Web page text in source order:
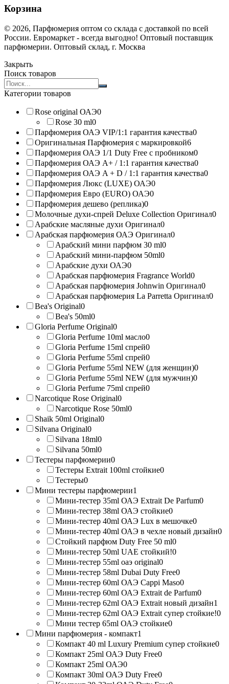
Корзина
© 2026, Парфюмерия оптом со склада с доставкой по всей
России. Евромаркет - всегда выгодно! Оптовый поставщик
парфюмерии. Оптовый склад, г. Москва
Закрыть
Поиск товаров
Search
products:
Категории товаров
Rose original ОАЭ0
Rose 30 ml0
Парфюмерия ОАЭ VIP/1:1 гарантия качества0
Оригинальная Парфюмерия с маркировкой6
Парфюмерия ОАЭ 1/1 Duty Free с пробником0
Парфюмерия ОАЭ A+ / 1:1 гарантия качества0
Парфюмерия ОАЭ A + D / 1:1 гарантия качества0
Парфюмерия Люкс (LUXE) ОАЭ0
Парфюмерия Евро (EURO) ОАЭ0
Парфюмерия дешево (реплика)0
Молочные духи-спрей Deluxe Collection Оригинал0
Арабские масляные духи Оригинал0
Арабская парфюмерия ОАЭ Оригинал0
Арабский мини парфюм 30 ml0
Арабский мини-парфюм 50ml0
Арабские духи ОАЭ0
Арабская парфюмерия Fragrance World0
Арабская парфюмерия Johnwin Оригинал0
Арабская парфюмерия La Parretta Оригинал0
Bea's Original0
Bea's 50ml0
Gloria Perfume Original0
Gloria Perfume 10ml масло0
Gloria Perfume 15ml спрей0
Gloria Perfume 55ml спрей0
Gloria Perfume 55ml NEW (для женщин)0
Gloria Perfume 55ml NEW (для мужчин)0
Gloria Perfume 75ml спрей0
Narcotique Rose Original0
Narcotique Rose 50ml0
Shaik 50ml Original0
Silvana Original0
Silvana 18ml0
Silvana 50ml0
Тестеры парфюмерии0
Тестеры Extrait 100ml стойкие0
Тестеры0
Мини тестеры парфюмерии1
Мини-тестер 35ml ОАЭ Extrait De Parfum0
Мини-тестер 38ml ОАЭ стойкие0
Мини-тестер 40ml ОАЭ Lux в мешочке0
Мини-тестер 40ml ОАЭ в чехле новый дизайн0
Стойкий парфюм Duty Free 50 ml0
Мини-тестер 50ml UAE стойкий!0
Мини-тестер 55ml оаэ original0
Мини-тестер 58ml Dubai Duty Free0
Мини-тестер 60ml ОАЭ Cappi Maso0
Мини-тестер 60ml ОАЭ Extrait de Parfum0
Мини-тестер 62ml ОАЭ Extrait новый дизайн1
Мини-тестер 62ml ОАЭ Extrait супер стойкие!0
Мини тестер 65ml ОАЭ стойкие0
Мини парфюмерия - компакт1
Компакт 40 ml Luxury Premium супер стойкие0
Компакт 25ml ОАЭ Duty Free0
Компакт 25ml ОАЭ0
Компакт 30ml ОАЭ Duty Free0